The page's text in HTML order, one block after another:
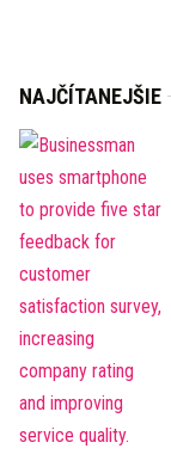
NAJČÍTANEJŠIE